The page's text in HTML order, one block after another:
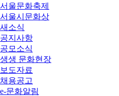
서울문화축제
서울시문화상
새소식
공지사항
공모소식
생생 문화현장
보도자료
채용공고
e-문화알림